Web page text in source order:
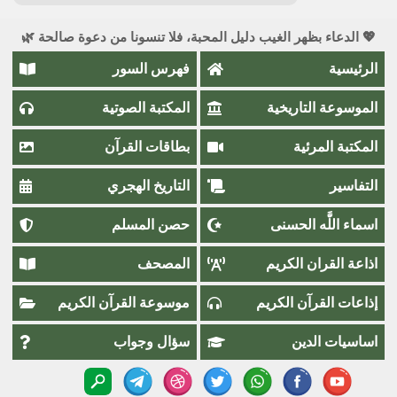
💖 الدعاء بظهر الغيب دليل المحبة، فلا تنسونا من دعوة صالحة 🌿
الرئيسية فهرس السور
الموسوعة التاريخية المكتبة الصوتية
المكتبة المرئية بطاقات القرآن
التفاسير التاريخ الهجري
اسماء اللَّٰه الحسنى حصن المسلم
اذاعة القران الكريم المصحف
إذاعات القرآن الكريم موسوعة القرآن الكريم
اساسيات الدين سؤال وجواب